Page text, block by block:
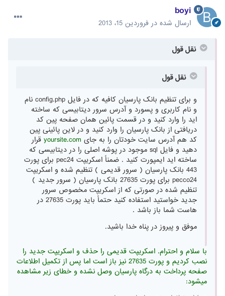
boyi
ارسال شده در فروردین 15، 2013
نقل قول
نقل قول
و برای تنظیم بانک پارسیان کافیه که در فایل config.php نام
و نام کاربری و پسورد و آدرس سرور دیتابیسی که ساخته
اید را وارد کنید و در قسمت پائین همان صفحه پین کد
دریافتی از بانک پارسیان را وارد کنید و در لاین پائینی پین
کد هم آدرس سایت خودتان را به جای yoursite.com قرار
دهید و فایل sql موجود در پوشه اصلی را در دیتابیسی که
ساخته اید ایمپورت کنید . ضمناً اسکریپت pec24 برای پورت
443 بانک پارسیان ( سرور قدیمی ) تنظیم شده و اسکریپت
pecco24 برای پورت 27635 بانک پارسیان ( سرور جدید )
تنظیم شده در صورتی که از اسکریپت مخصوص سرور
جدید خواستید استفاده کنید حتماً باید پورت 27635 در
هاست شما باز باشد .
موفق و پیروز در پناه خدا باشید.
با سلام و احترام. اسکریپت قدیمی را حذف و اسکریپت جدید را
نصب کردیم و پورت 27635 نیز باز است اما پس از تکمیل اطلاعات
صفحه پرداخت به درگاه پارسیان وصل نشده و خطای زیر مشاهده
میشود: